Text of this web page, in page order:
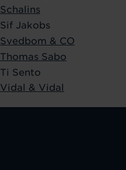
Schalins
Sif Jakobs
Svedbom & CO
Thomas Sabo
Ti Sento
Vidal & Vidal